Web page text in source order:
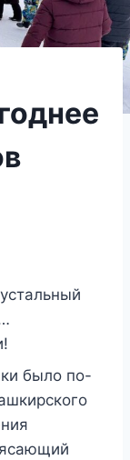
было по-